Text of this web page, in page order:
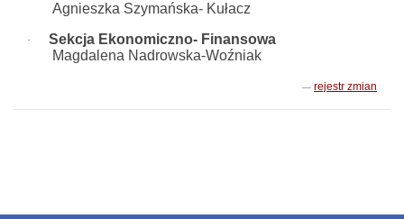
Agnieszka Szymańska- Kułacz
·
Sekcja Ekonomiczno- Finansowa
Magdalena Nadrowska-Woźniak
rejestr zmian